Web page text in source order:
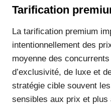
Tarification
La tarification premium
intentionnellement des
moyenne des
d’exclusivité, de luxe et
stratégie cible souvent
sensibles aux prix et